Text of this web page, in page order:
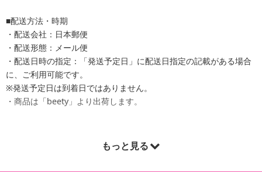
■配送方法・時期
・配送会社：日本郵便
・配送形態：メール便
・配送日時の指定：「発送予定日」に配送日指定の記載がある場合
に、ご利用可能です。
※発送予定日は到着日ではありません。
・商品は「beety」より出荷します。
もっと見る